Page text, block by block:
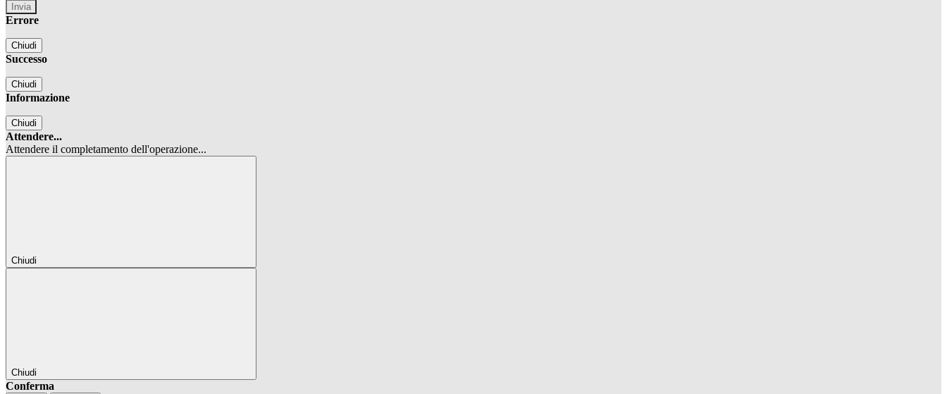
Errore
Chiudi
Successo
Chiudi
Informazione
Chiudi
Attendere...
Attendere il completamento dell'operazione...
Chiudi
Chiudi
Conferma